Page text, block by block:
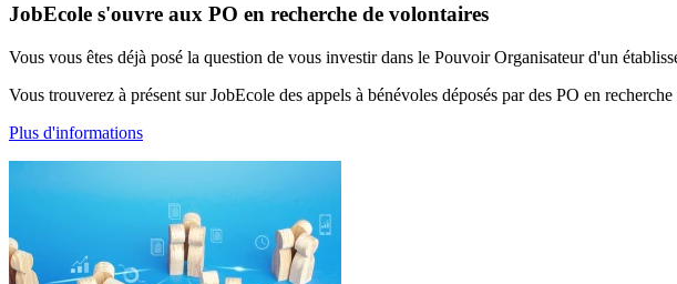
JobEcole s'ouvre aux PO en recherche de volontaires
Vous vous êtes déjà posé la question de vous investir dans le Pouvoir Organisateur d'un
Vous trouverez à présent sur JobEcole des appels à bénévoles déposés par des PO en
Plus d'informations